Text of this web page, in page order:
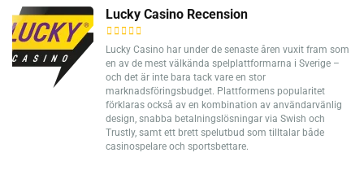
Lucky Casino Recension
Lucky Casino har under de senaste åren vuxit fram som
en av de mest välkända spelplattformarna i Sverige –
och det är inte bara tack vare en stor
marknadsföringsbudget. Plattformens popularitet
förklaras också av en kombination av användarvänlig
design, snabba betalningslösningar via Swish och
Trustly, samt ett brett spelutbud som tilltalar både
casinospelare och sportsbettare.